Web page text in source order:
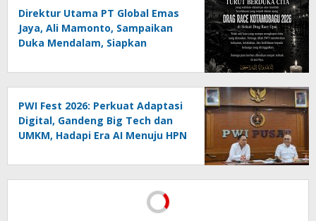
Direktur Utama PT Global Emas
Jaya, Ali Mamonto, Sampaikan
Duka Mendalam, Siapkan
Race Kotamobagu
PWI Fest 2026: Perkuat Adaptasi
Digital, Gandeng Big Tech dan
UMKM, Hadapi Era AI Menuju HPN